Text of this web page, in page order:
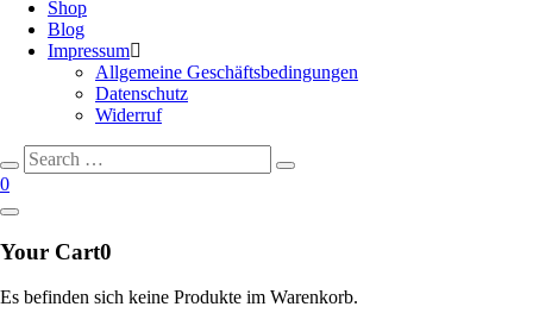
Shop
Blog
Impressum
Allgemeine Geschäftsbedingungen
Datenschutz
Widerruf
Search
for:
Search
0
Your Cart0
Es befinden sich keine Produkte im Warenkorb.